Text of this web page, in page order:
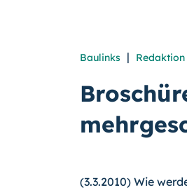
Baulinks | Redaktion
(3.3.2010) Wie